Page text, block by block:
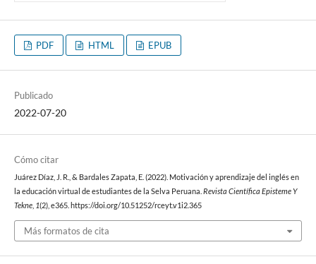
PDF HTML EPUB
Publicado
2022-07-20
Cómo citar
Juárez Díaz, J. R., & Bardales Zapata, E. (2022). Motivación y aprendizaje del inglés en
la educación virtual de estudiantes de la Selva Peruana. Revista Científica Episteme Y
Tekne, 1(2), e365. https://doi.org/10.51252/rceyt.v1i2.365
Más formatos de cita